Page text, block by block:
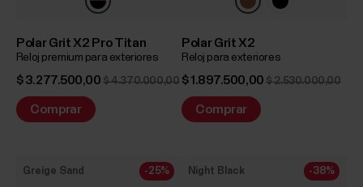
Polar Grit X2 Pro Titan
Reloj premium para exteriores
$ 3.277.500,00 $ 4.370.000,00
Comprar
Polar Grit X2
Reloj para exteriores
$ 1.897.500,00 $ 2.530.000,00
Comprar
Greige Sand -25% Night Black -38%